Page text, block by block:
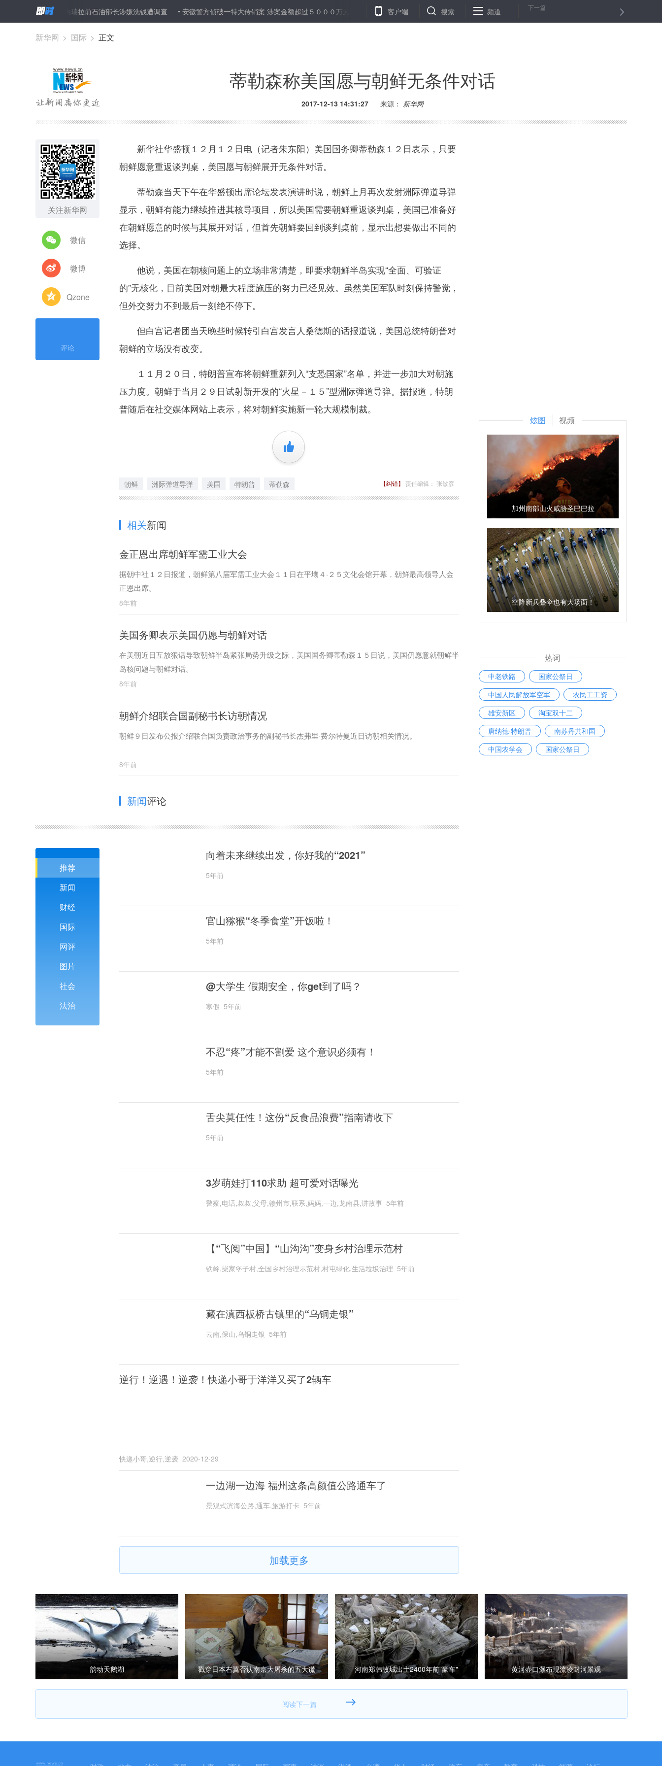
委内瑞拉前石油部长涉嫌洗钱遭调查 安徽警方侦破一特大传销案 涉案金额超过５０００万元 2017中国企业家博鳌论坛在海南博鳌举行 木星风暴漩涡“大红斑”比地球海洋深50倍 未来战争利
客户端 搜索 频道 下一篇
新华网 > 国际 > 正文
蒂勒森称美国愿与朝鲜无条件对话
2017-12-13 14:31:27 来源： 新华网
关注新华网
微信
微博
Qzone
评论
新华社华盛顿１２月１２日电（记者朱东阳）美国国务卿蒂勒森１２日表示，只要
朝鲜愿意重返谈判桌，美国愿与朝鲜展开无条件对话。
蒂勒森当天下午在华盛顿出席论坛发表演讲时说，朝鲜上月再次发射洲际弹道导弹
显示，朝鲜有能力继续推进其核导项目，所以美国需要朝鲜重返谈判桌，美国已准备好
在朝鲜愿意的时候与其展开对话，但首先朝鲜要回到谈判桌前，显示出想要做出不同的
选择。
他说，美国在朝核问题上的立场非常清楚，即要求朝鲜半岛实现“全面、可验证
的”无核化，目前美国对朝最大程度施压的努力已经见效。虽然美国军队时刻保持警觉，
但外交努力不到最后一刻绝不停下。
但白宫记者团当天晚些时候转引白宫发言人桑德斯的话报道说，美国总统特朗普对
朝鲜的立场没有改变。
１１月２０日，特朗普宣布将朝鲜重新列入“支恐国家”名单，并进一步加大对朝施
压力度。朝鲜于当月２９日试射新开发的“火星－１５”型洲际弹道导弹。据报道，特朗
普随后在社交媒体网站上表示，将对朝鲜实施新一轮大规模制裁。
+1
朝鲜 洲际弹道导弹 美国 特朗普 蒂勒森 【纠错】 责任编辑： 张敏彦
相关新闻
金正恩出席朝鲜军需工业大会
据朝中社１２日报道，朝鲜第八届军需工业大会１１日在平壤４·２５文化会馆开幕，朝鲜最高领导人金
正恩出席。
8年前
美国务卿表示美国仍愿与朝鲜对话
在美朝近日互放狠话导致朝鲜半岛紧张局势升级之际，美国国务卿蒂勒森１５日说，美国仍愿意就朝鲜半
岛核问题与朝鲜对话。
8年前
朝鲜介绍联合国副秘书长访朝情况
朝鲜９日发布公报介绍联合国负责政治事务的副秘书长杰弗里·费尔特曼近日访朝相关情况。
8年前
新闻评论
推荐
新闻
财经
国际
网评
图片
社会
法治
向着未来继续出发，你好我的“2021”
5年前
官山猕猴“冬季食堂”开饭啦！
5年前
@大学生 假期安全，你get到了吗？
寒假 5年前
不忍“疼”才能不割爱 这个意识必须有！
5年前
舌尖莫任性！这份“反食品浪费”指南请收下
5年前
3岁萌娃打110求助 超可爱对话曝光
警察,电话,叔叔,父母,赣州市,联系,妈妈,一边,龙南县,讲故事 5年前
【“飞阅”中国】“山沟沟”变身乡村治理示范村
铁岭,柴家堡子村,全国乡村治理示范村,村屯绿化,生活垃圾治理 5年前
藏在滇西板桥古镇里的“乌铜走银”
云南,保山,乌铜走银 5年前
逆行！逆遇！逆袭！快递小哥于洋洋又买了2辆车
快递小哥,逆行,逆袭 2020-12-29
一边湖一边海 福州这条高颜值公路通车了
景观式滨海公路,通车,旅游打卡 5年前
加载更多
炫图 视频
加州南部山火威胁圣巴巴拉
空降新兵叠伞也有大场面！
热词
中老铁路
国家公祭日
中国人民解放军空军
农民工工资
雄安新区
淘宝双十二
唐纳德·特朗普
南苏丹共和国
中国农学会
国家公祭日
韵动天鹅湖
戳穿日本右翼否认南京大屠杀的五大谎
河南郑韩故城出土2400年前"豪车" 黄河壶口瀑布现流凌封河景观